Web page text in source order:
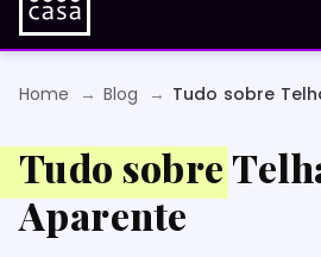
Home Blog Tudo sobre
Tudo sobre
Aparente